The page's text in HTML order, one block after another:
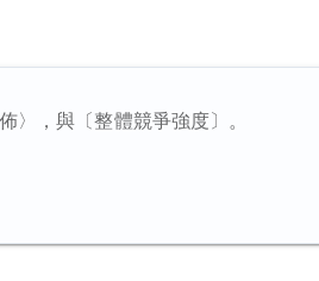
〉，與〔整體競爭強度〕。